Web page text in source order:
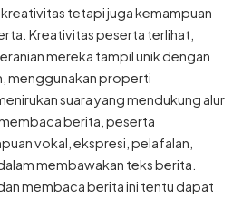
tetapi juga kemampuan
Kreativitas peserta terlihat,
mereka tampil unik dengan
menggunakan properti
suara yang mendukung alur
berita, peserta
vokal, ekspresi, pelafalan,
membawakan teks berita.
membaca berita ini tentu dapat